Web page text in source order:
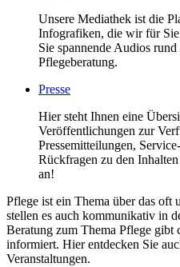
Unsere Mediathek ist die
Infografiken, die wir für
Sie spannende Audios
Pflegeberatung.
Presse
Hier steht Ihnen eine
Veröffentlichungen zur
Pressemitteilungen,
Rückfragen zu den
an!
Pflege ist ein Thema über das oft
stellen es auch kommunikativ in
Beratung zum Thema Pflege gibt
informiert. Hier entdecken Sie
Veranstaltungen.